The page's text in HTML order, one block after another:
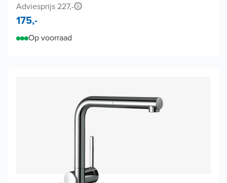
Adviesprijs 227,-
175,-
Op voorraad